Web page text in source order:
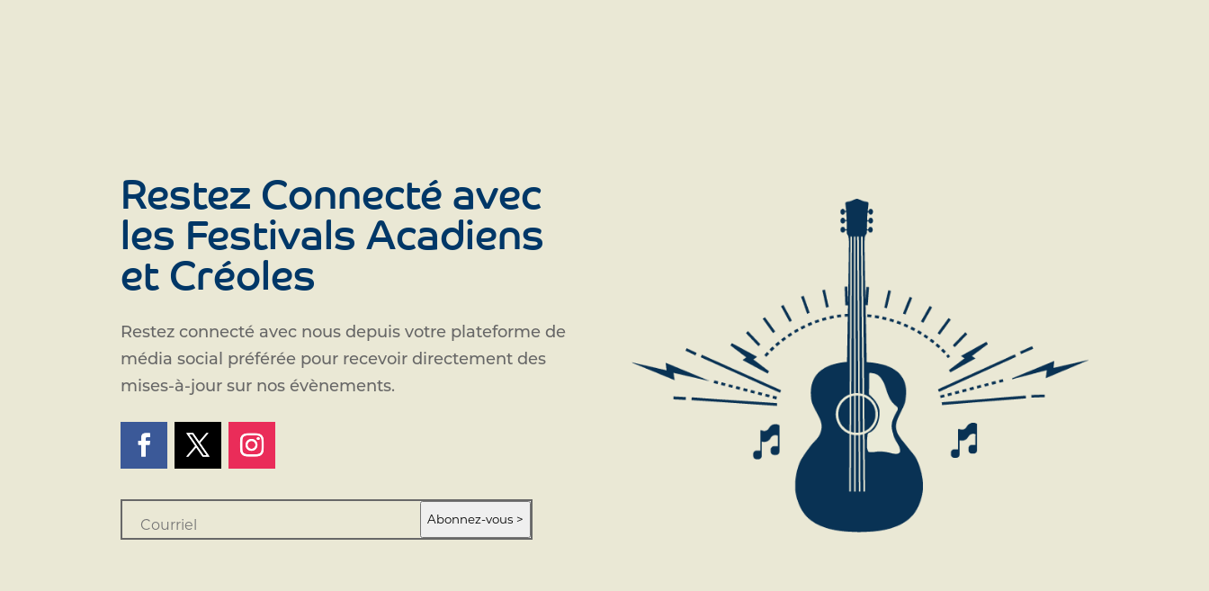
Restez Connecté avec
les Festivals Acadiens
et Créoles
Restez connecté avec nous depuis votre plateforme de
média social préférée pour recevoir directement des
mises-à-jour sur nos évènements.
Abonnez-vous >